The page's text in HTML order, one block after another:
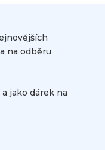
na odběru
jako dárek na